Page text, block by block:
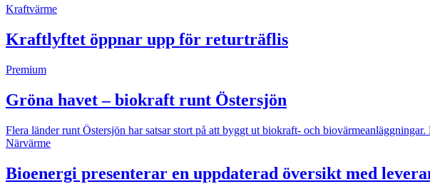
Kraftvärme
Kraftlyftet öppnar upp för returträflis
Premium
Gröna havet – biokraft runt Östersjön
Flera länder runt Östersjön har satsar stort på att byggt ut biokraft- och
Närvärme
Bioenergi presenterar en uppdaterad översikt med